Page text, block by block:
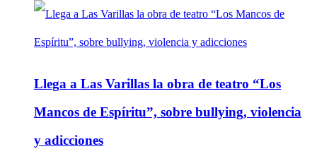
Llega a Las Varillas la obra de teatro “Los
Mancos de Espíritu”, sobre bullying, violencia
y adicciones